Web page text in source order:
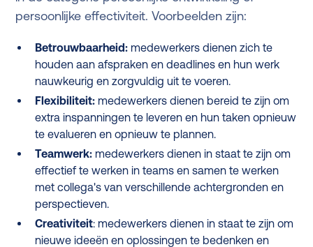
persoonlijke effectiviteit. Voorbeelden zijn:
Betrouwbaarheid:medewerkers dienen zich te
houden aan afspraken en deadlines en hun werk
nauwkeurig en zorgvuldig uit te voeren.
Flexibiliteit: medewerkers dienen bereid te zijn om
extra inspanningen te leveren en hun taken opnieuw
te evalueren en opnieuw te plannen.
Teamwerk: medewerkers dienen in staat te zijn om
effectief te werken in teams en samen te werken
met collega's van verschillende achtergronden en
perspectieven.
Creativiteit: medewerkers dienen in staat te zijn om
nieuwe ideeën en oplossingen te bedenken en